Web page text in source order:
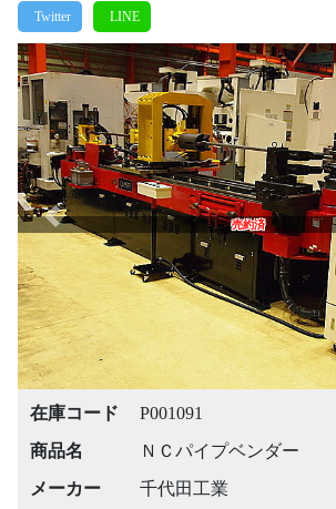
売約済
Previous
在庫コード
P001091
商品名
ＮＣパイプベンダー
メーカー
千代田工業